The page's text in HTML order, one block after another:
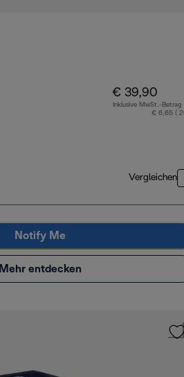
€ 39,90
Inklusive MwSt.-Betrag
€ 6,65 (
Vergleichen
Notify Me
Mehr entdecken